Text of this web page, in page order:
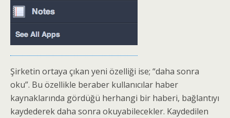
Şirketin ortaya çıkan yeni özelliği ise; “daha sonra
oku”. Bu özellikle beraber kullanıcılar haber
kaynaklarında gördüğü herhangi bir haberi, bağlantıyı
kaydederek daha sonra okuyabilecekler. Kaydedilen